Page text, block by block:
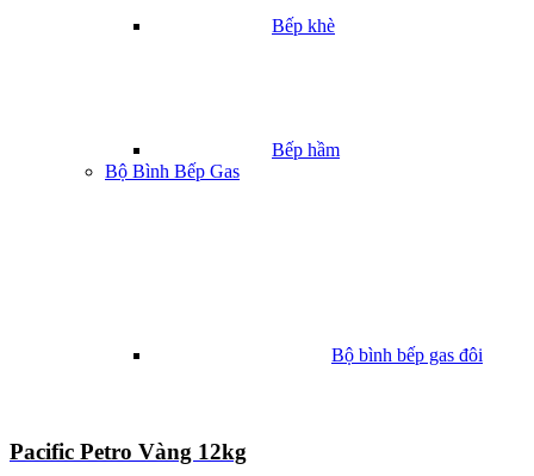
Bếp khè
Bếp hầm
Bộ Bình Bếp Gas
Bộ bình bếp gas đôi
Pacific Petro Vàng 12kg